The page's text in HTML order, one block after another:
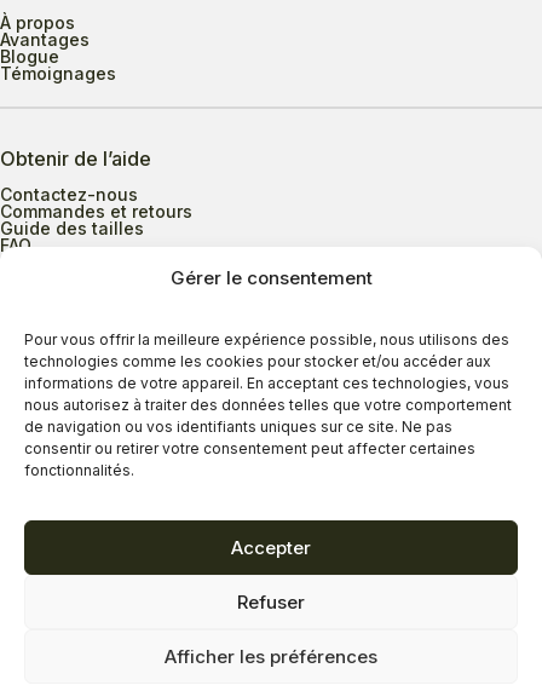
Gérer le consentement
Pour vous offrir la meilleure expérience possible, nous utilisons des
technologies comme les cookies pour stocker et/ou accéder aux
informations de votre appareil. En acceptant ces technologies, vous
nous autorisez à traiter des données telles que votre comportement
de navigation ou vos identifiants uniques sur ce site. Ne pas
consentir ou retirer votre consentement peut affecter certaines
fonctionnalités.
Accepter
Refuser
Afficher les préférences
À propos
Avantages
Blogue
Témoignages
Obtenir de l’aide
Contactez-nous
Commandes et retours
Guide des tailles
FAQ
Heures d’ouverture
Lundi au mercredi
9h00 à 17h30
Jeudi
9h00 à 20h00
Vendredi
9h00 à 18h00
Dimanche
11h00 à 16h30
Termes et conditions